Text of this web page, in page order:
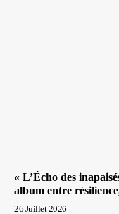
« L’Écho des
album entre
26 Juillet 2026